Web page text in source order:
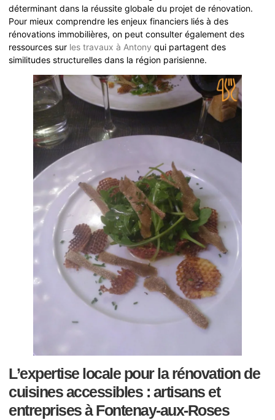
déterminant dans la réussite globale du projet de rénovation.
Pour mieux comprendre les enjeux financiers liés à des
rénovations immobilières, on peut consulter également des
ressources sur les travaux à Antony qui partagent des
similitudes structurelles dans la région parisienne.
L’expertise locale pour la rénovation de
cuisines accessibles : artisans et
entreprises à Fontenay-aux-Roses